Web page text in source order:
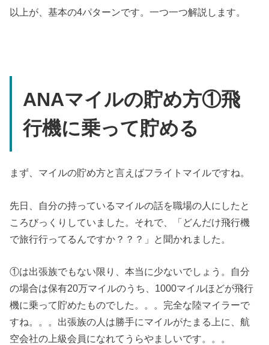
以上が、基本の4パターンです。一つ一つ解説します。
ANAマイルの貯め方①飛
行機に乗って貯める
まず、マイルの貯め方と言えばフライトマイルですね。
先日、自分の持っているマイルの話を職場の人にしたと
ころびっくりしていました。それで、「どんだけ飛行機
で旅行行ってるんですか？？？」と聞かれました。
①は出張族でもない限り、本当に少ないでしょう。自分
の場合は保有20万マイルのうち、1000マイルほどが飛行
機に乗って貯めたものでした。。。完全な陸マイラーで
すね。。。出張族の人は勝手にマイルがたまる上に、航
空会社の上級会員になれてうらやましいです。。。